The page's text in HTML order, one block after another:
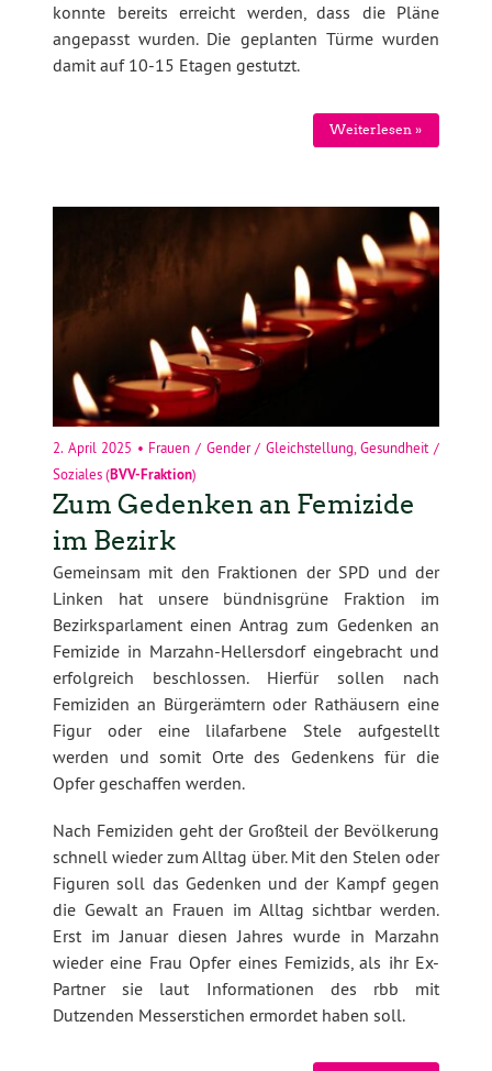
konnte bereits erreicht werden, dass die Pläne
angepasst wurden. Die geplanten Türme wurden
damit auf 10-15 Etagen gestutzt.
Weiterlesen »
2. April 2025 • Frauen / Gender / Gleichstellung ,Gesundheit /
Soziales(BVV-Fraktion)
Zum Gedenken an Femizide
im Bezirk
Gemeinsam mit den Fraktionen der SPD und der
Linken hat unsere bündnisgrüne Fraktion im
Bezirksparlament einen Antrag zum Gedenken an
Femizide in Marzahn-Hellersdorf eingebracht und
erfolgreich beschlossen. Hierfür sollen nach
Femiziden an Bürgerämtern oder Rathäusern eine
Figur oder eine lilafarbene Stele aufgestellt
werden und somit Orte des Gedenkens für die
Opfer geschaffen werden.
Nach Femiziden geht der Großteil der Bevölkerung
schnell wieder zum Alltag über. Mit den Stelen oder
Figuren soll das Gedenken und der Kampf gegen
die Gewalt an Frauen im Alltag sichtbar werden.
Erst im Januar diesen Jahres wurde in Marzahn
wieder eine Frau Opfer eines Femizids, als ihr Ex-
Partner sie laut Informationen des rbb mit
Dutzenden Messerstichen ermordet haben soll.